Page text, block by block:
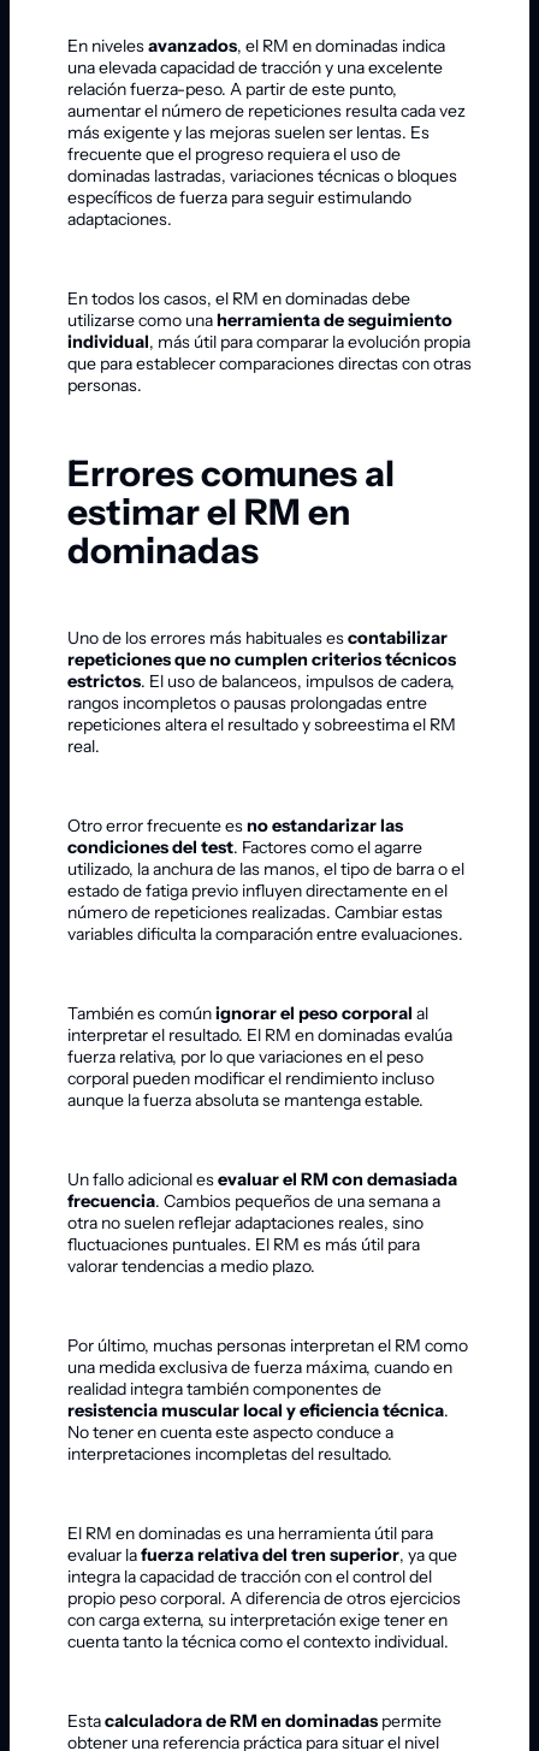
En nivelesavanzados, el RM en dominadas indica
una elevada capacidad de tracción y una excelente
relación fuerza-peso. A partir de este punto,
aumentar el número de repeticiones resulta cada vez
más exigente y las mejoras suelen ser lentas. Es
frecuente que el progreso requiera el uso de
dominadas lastradas, variaciones técnicas o bloques
específicos de fuerza para seguir estimulando
adaptaciones.
En todos los casos, el RM en dominadas debe
utilizarse como unaherramienta de seguimiento
individual, más útil para comparar la evolución propia
que para establecer comparaciones directas con otras
personas.
Errores comunes al
estimar el RM en
dominadas
Uno de los errores más habituales escontabilizar
repeticiones que no cumplen criterios técnicos
estrictos. El uso de balanceos, impulsos de cadera,
rangos incompletos o pausas prolongadas entre
repeticiones altera el resultado y sobreestima el RM
real.
Otro error frecuente esno estandarizar las
condiciones del test. Factores como el agarre
utilizado, la anchura de las manos, el tipo de barra o el
estado de fatiga previo influyen directamente en el
número de repeticiones realizadas. Cambiar estas
variables dificulta la comparación entre evaluaciones.
También es comúnignorar el peso corporal al
interpretar el resultado. El RM en dominadas evalúa
fuerza relativa, por lo que variaciones en el peso
corporal pueden modificar el rendimiento incluso
aunque la fuerza absoluta se mantenga estable.
Un fallo adicional esevaluar el RM con demasiada
frecuencia. Cambios pequeños de una semana a
otra no suelen reflejar adaptaciones reales, sino
fluctuaciones puntuales. El RM es más útil para
valorar tendencias a medio plazo.
Por último, muchas personas interpretan el RM como
una medida exclusiva de fuerza máxima, cuando en
realidad integra también componentes de
resistencia muscular local y eficiencia técnica.
No tener en cuenta este aspecto conduce a
interpretaciones incompletas del resultado.
El RM en dominadas es una herramienta útil para
evaluar lafuerza relativa del tren superior, ya que
integra la capacidad de tracción con el control del
propio peso corporal. A diferencia de otros ejercicios
con carga externa, su interpretación exige tener en
cuenta tanto la técnica como el contexto individual.
Estacalculadora de RM en dominadas permite
obtener una referencia práctica para situar el nivel